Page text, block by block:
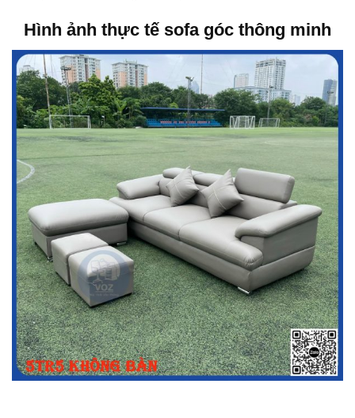
Hình ảnh thực tế sofa góc thông minh